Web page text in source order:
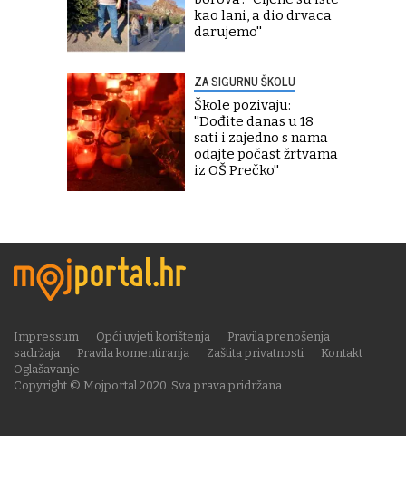
kao lani, a dio drvaca
darujemo''
ZA SIGURNU ŠKOLU
Škole pozivaju:
''Dođite danas u 18
sati i zajedno s nama
odajte počast žrtvama
iz OŠ Prečko''
Copyright © Mojportal 2020. Sva prava pridržana.
Impressum Opći uvjeti korištenja
Pravila prenošenja
sadržaja
Pravila komentiranja Zaštita privatnosti
Kontakt
Oglašavanje